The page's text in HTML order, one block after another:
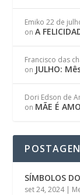
Emiko 22 de
onA
Francisco das
on JULHO:
Dori Edson de
on MÃE É
SÍMBOLOS
set 24, 2024|